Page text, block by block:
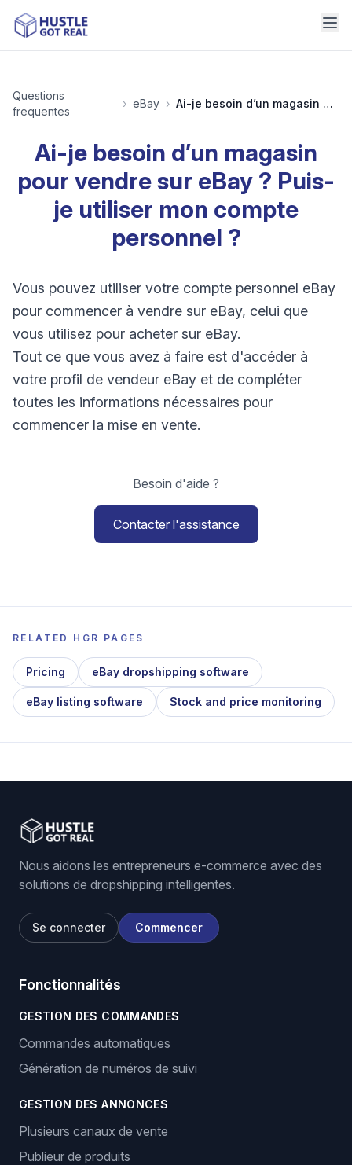
Questions
frequentes
› eBay › Ai-je besoin d’un magasin pour vendre sur eBay ? Puis-je utiliser mon compte personnel ?
Ai-je besoin d’un magasin
pour vendre sur eBay ? Puis-
je utiliser mon compte
personnel ?
Vous pouvez utiliser votre compte personnel eBay
pour commencer à vendre sur eBay, celui que
vous utilisez pour acheter sur eBay.
Tout ce que vous avez à faire est d'accéder à
votre profil de vendeur eBay et de compléter
toutes les informations nécessaires pour
commencer la mise en vente.
Besoin d'aide ?
Contacter l'assistance
RELATED HGR PAGES
Pricing eBay dropshipping software
eBay listing software Stock and price monitoring
Nous aidons les entrepreneurs e-commerce avec des
solutions de dropshipping intelligentes.
Se connecter Commencer
Fonctionnalités
GESTION DES COMMANDES
Commandes automatiques
Génération de numéros de suivi
GESTION DES ANNONCES
Plusieurs canaux de vente
Publieur de produits